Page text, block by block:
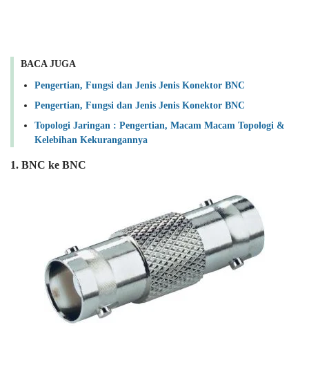
BACA JUGA
Pengertian, Fungsi dan Jenis Jenis Konektor BNC
Pengertian, Fungsi dan Jenis Jenis Konektor BNC
Topologi Jaringan : Pengertian, Macam Macam Topologi &
Kelebihan Kekurangannya
1. BNC ke BNC